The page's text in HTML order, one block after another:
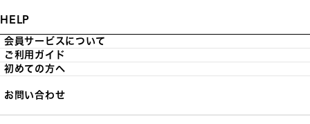
HELP
会員サービスについて
ご利用ガイド
初めての方へ
お問い合わせ